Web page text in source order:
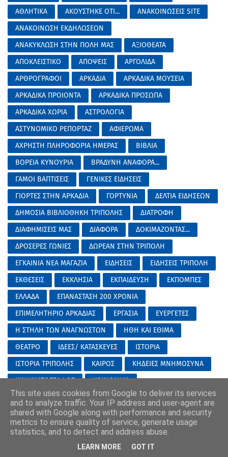
ΑΘΛΗΤΙΚΑ
ΑΚΟΥΣΤΗΚΕ ΟΤΙ...
ΑΝΑΚΟΙΝΩΣΕΙΣ SITE
ΑΝΑΚΟΙΝΩΣΗ ΕΚΔΗΛΩΣΕΩΝ
ΑΝΑΚΥΚΛΩΣΗ ΣΤΗΝ ΠΟΛΗ ΜΑΣ
ΑΞΙΟΘΕΑΤΑ
ΑΠΟΚΛΕΙΣΤΙΚΟ
ΑΠΟΨΕΙΣ
ΑΡΓΟΛΙΔΑ
ΑΡΘΡΟΓΡΑΦΟΙ
ΑΡΚΑΔΙΑ
ΑΡΚΑΔΙΚΑ ΜΟΥΣΕΙΑ
ΑΡΚΑΔΙΚΑ ΠΡΟΙΟΝΤΑ
ΑΡΚΑΔΙΚΑ ΠΡΟΣΩΠΑ
ΑΡΚΑΔΙΚΑ ΧΩΡΙΑ
ΑΣΤΡΟΛΟΓΙΑ
ΑΣΤΥΝΟΜΙΚΟ ΡΕΠΟΡΤΑΖ
ΑΦΙΕΡΩΜΑ
ΑΧΡΗΣΤΗ ΠΛΗΡΟΦΟΡΙΑ ΗΜΕΡΑΣ
ΒΙΒΛΙΑ
ΒΟΡΕΙΑ ΚΥΝΟΥΡΙΑ
ΒΡΑΔΥΝΗ ΑΝΑΦΟΡΑ...
ΓΑΜΟΙ ΒΑΠΤΙΣΕΙΣ
ΓΕΝΙΚΕΣ ΕΙΔΗΣΕΙΣ
ΓΙΟΡΤΕΣ ΣΤΗΝ ΑΡΚΑΔΙΑ
ΓΟΡΤΥΝΙΑ
ΔΕΛΤΙΑ ΕΙΔΗΣΕΩΝ
ΔΗΜΟΣΙΑ ΒΙΒΛΙΟΘΗΚΗ ΤΡΙΠΟΛΗΣ
ΔΙΑΤΡΟΦΗ
ΔΙΑΦΗΜΙΣΕΙΣ ΜΑΣ
ΔΙΑΦΟΡΑ
ΔΟΚΙΜΑΖΟΝΤΑΣ...
ΔΡΟΣΕΡΕΣ ΓΩΝΙΕΣ
ΔΩΡΕΑΝ ΣΤΗΝ ΤΡΙΠΟΛΗ
ΕΓΚΑΙΝΙΑ ΝΕΑ ΜΑΓΑΖΙΑ
ΕΙΔΗΣΕΙΣ
ΕΙΔΗΣΕΙΣ ΤΡΙΠΟΛΗ
ΕΚΘΕΣΕΙΣ
ΕΚΚΛΗΣΙΑ ΕΚΠΑΙΔΕΥΣΗ
ΕΚΠΟΜΠΕΣ
ΕΛΛΑΔΑ
ΕΠΑΝΑΣΤΑΣΗ 200 ΧΡΟΝΙΑ
ΕΠΙΜΕΛΗΤΗΡΙΟ ΑΡΚΑΔΙΑΣ
ΕΡΓΑΣΙΑ
ΕΥΕΡΓΕΤΕΣ
Η ΣΤΗΛΗ ΤΩΝ ΑΝΑΓΝΩΣΤΩΝ
ΗΘΗ ΚΑΙ ΕΘΙΜΑ
ΘΕΑΤΡΟ
ΙΔΕΕΣ/ ΚΑΤΑΣΚΕΥΕΣ
ΙΣΤΟΡΙΑ
ΙΣΤΟΡΙΑ ΤΡΙΠΟΛΗΣ
ΚΑΙΡΟΣ
ΚΗΔΕΙΕΣ ΜΝΗΜΟΣΥΝΑ
ΚΙΝΗΜΑΤΟΓΡΑΦΟΣ
ΚΟΙΝΩΝΙΚΑ
ΚΟΙΝΩΝΙΚΕΣ ΔΟΜΕΣ ΔΗΜΟΥ
ΚΟΡΙΝΘΟΣ
ΚΟΣΜΟΣ
ΛΑΚΩΝΙΑ
ΜΕΓΑΛΟΠΟΛΗ
ΜΕΣΑ ΣΤΗΝ ΠΟΛΗ.....
ΜΕΣΣΗΝΙΑ
ΜΟΥΣΙΚΑ ΝΕΑ
ΝΟΤΙΑ ΚΥΝΟΥΡΙΑ
ΝΥΧΤΟΠΕΡΠΑΤΗΜΑΤΑ
ΟΙ ΙΣΤΟΡΙΕΣ ΜΑΣ
This site uses cookies from Google to deliver its services
and to analyze traffic. Your IP address and user-agent are
shared with Google along with performance and security
metrics to ensure quality of service, generate usage
statistics, and to detect and address abuse.
LEARN MORE GOT IT